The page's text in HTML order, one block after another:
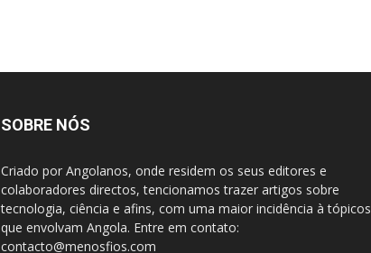
SOBRE NÓS
Criado por Angolanos, onde residem os seus editores e
colaboradores directos, tencionamos trazer artigos sobre
tecnologia, ciência e afins, com uma maior incidência à tópicos
que envolvam Angola. Entre em contato:
contacto@menosfios.com